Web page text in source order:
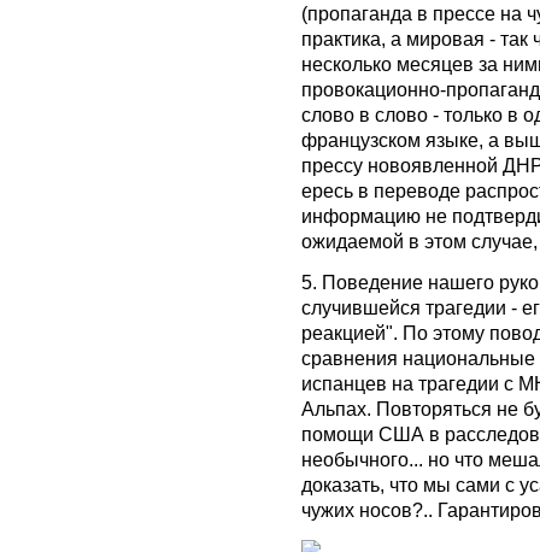
(пропаганда в прессе на
практика, а мировая - так
несколько месяцев за
провокационно-
слово в слово - только в
французском языке, а
прессу новоявленной
ересь в переводе
информацию не
ожидаемой в этом случае,
5. Поведение нашего
случившейся трагедии -
реакцией". По этому
сравнения
испанцев на трагедии с
Альпах. Повторяться не
помощи США в
необычного... но что
доказать, что мы сами с
чужих носов?..